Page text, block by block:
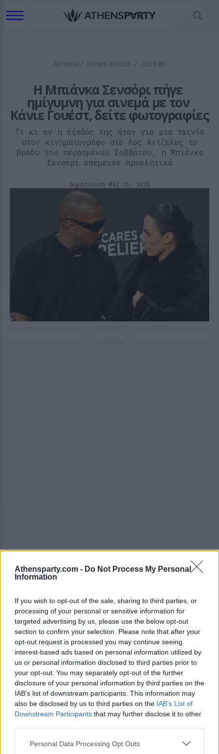
Athensparty.com - Do Not Process My Personal
Information
If you wish to opt-out of the sale, sharing to third parties, or
processing of your personal or sensitive information for
targeted advertising by us, please use the below opt-out
section to confirm your selection. Please note that after your
opt-out request is processed you may continue seeing
interest-based ads based on personal information utilized by
us or personal information disclosed to third parties prior to
your opt-out. You may separately opt-out of the further
disclosure of your personal information by third parties on the
IAB’s list of downstream participants. This information may
also be disclosed by us to third parties on the IAB’s List of
Downstream Participants that may further disclose it to other
Personal Data Processing Opt Outs
H Μπιάνκα Σενσόρι πήγε
ημίγυμνη για σινεμά με τον
Κάνιε Γουέστ, δείτε φωτογραφίες
Τι κι αν η έξοδός της ήταν για μια ταινία
στον κινηματογράφο στο Λος Αντζελες το
βράδυ του περασμένου Σαββάτου, η Μπιάνκα
Σενσόρι επέμεινε προκλητικά
Δημοσίευση ΜΑΙ 15, 2026
Την... παράδοση που έχει δημιουργήσει με τις
αδιαφορώντας για τις αντιδράσεις, συνέχισε η
Μπιάνκα Σενσόρι.
Τι κι αν η έξοδός της ήταν για μια ταινία στον
κινηματογράφο στο Λος Άντζελες το βράδυ
του περασμένου Σαββάτου, η 31χρονη
σύζυγος του Κάνιε Γουέστ επέλεξε μια άκρως
σέξι και αποκαλυπτική αμφίεση.
Bianca Censori bares all on a movie
date with Kanye West 👀